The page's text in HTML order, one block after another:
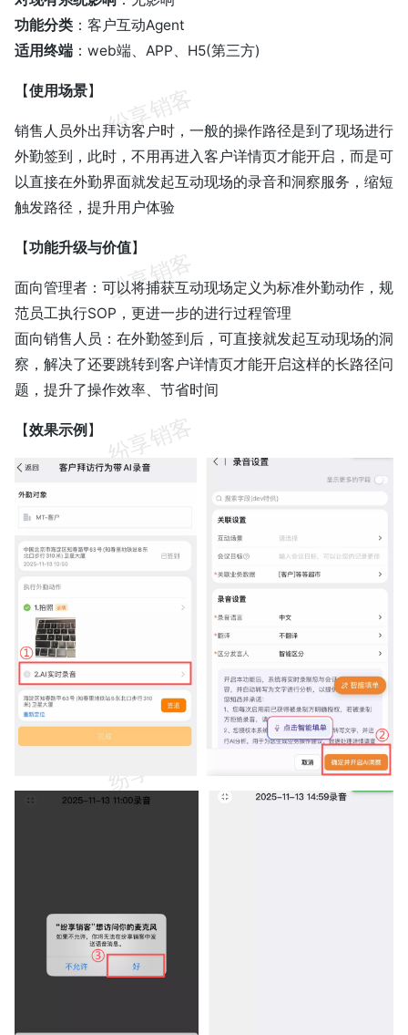
功能分类 ：客户互动Agent
适用终端 ：web端、APP、H5(第三方)
【使用场景】
销售人员外出拜访客户时，一般的操作路径是到了现场进行
外勤签到，此时，不用再进入客户详情页才能开启，而是可
以直接在外勤界面就发起互动现场的录音和洞察服务，缩短
触发路径，提升用户体验
【功能升级与价值】
面向管理者：可以将捕获互动现场定义为标准外勤动作，规
范员工执行SOP，更进一步的进行过程管理
面向销售人员：在外勤签到后，可直接就发起互动现场的洞
察，解决了还要跳转到客户详情页才能开启这样的长路径问
题，提升了操作效率、节省时间
【效果示例 】